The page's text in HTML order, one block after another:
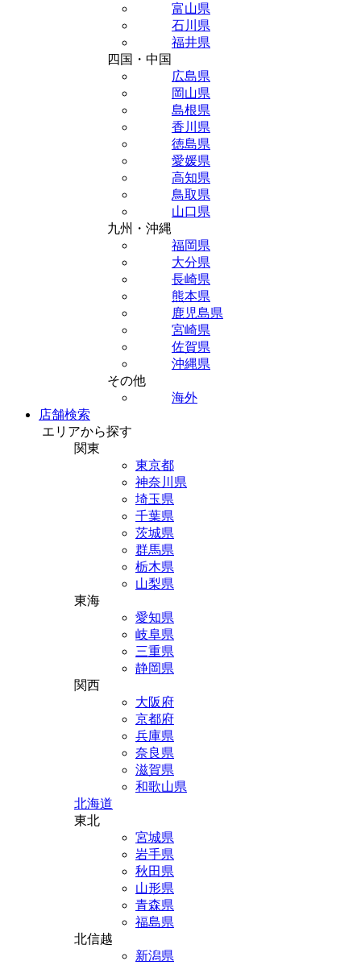
富山県
石川県
福井県
四国・中国
広島県
岡山県
島根県
香川県
徳島県
愛媛県
高知県
鳥取県
山口県
九州・沖縄
福岡県
大分県
長崎県
熊本県
鹿児島県
宮崎県
佐賀県
沖縄県
その他
海外
店舗検索
エリアから探す
関東
東京都
神奈川県
埼玉県
千葉県
茨城県
群馬県
栃木県
山梨県
東海
愛知県
岐阜県
三重県
静岡県
関西
大阪府
京都府
兵庫県
奈良県
滋賀県
和歌山県
北海道
東北
宮城県
岩手県
秋田県
山形県
青森県
福島県
北信越
新潟県